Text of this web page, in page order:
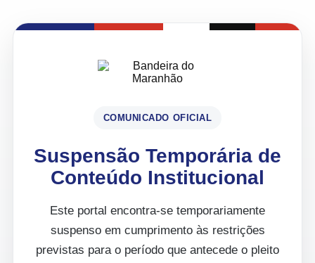
COMUNICADO OFICIAL
Suspensão Temporária de
Conteúdo Institucional
Este portal encontra-se temporariamente
suspenso em cumprimento às restrições
previstas para o período que antecede o pleito